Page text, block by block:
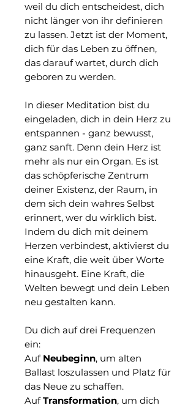
weil du dich entscheidest, dich
nicht länger von ihr definieren
zu lassen. Jetzt ist der Moment,
dich für das Leben zu öffnen,
das darauf wartet, durch dich
geboren zu werden.
In dieser Meditation bist du
eingeladen, dich in dein Herz zu
entspannen - ganz bewusst,
ganz sanft. Denn dein Herz ist
mehr als nur ein Organ. Es ist
das schöpferische Zentrum
deiner Existenz, der Raum, in
dem sich dein wahres Selbst
erinnert, wer du wirklich bist.
Indem du dich mit deinem
Herzen verbindest, aktivierst du
eine Kraft, die weit über Worte
hinausgeht. Eine Kraft, die
Welten bewegt und dein Leben
neu gestalten kann.
Du dich auf drei Frequenzen
ein:
Auf Neubeginn, um alten
Ballast loszulassen und Platz für
das Neue zu schaffen.
AufTransformation, um dich